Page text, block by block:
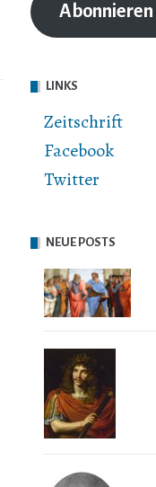
Abonnieren
LINKS
Zeitschrift
Facebook
Twitter
NEUE POSTS